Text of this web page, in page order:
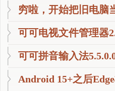
穷啦，开始把旧电脑
可可电视文件管理器
可可拼音输入法
Android 15+之后